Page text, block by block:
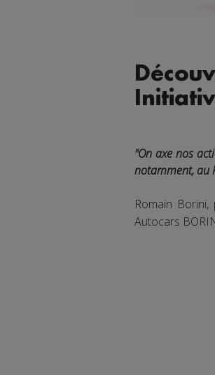
"On axe nos
notamment, au
Romain
Autocars